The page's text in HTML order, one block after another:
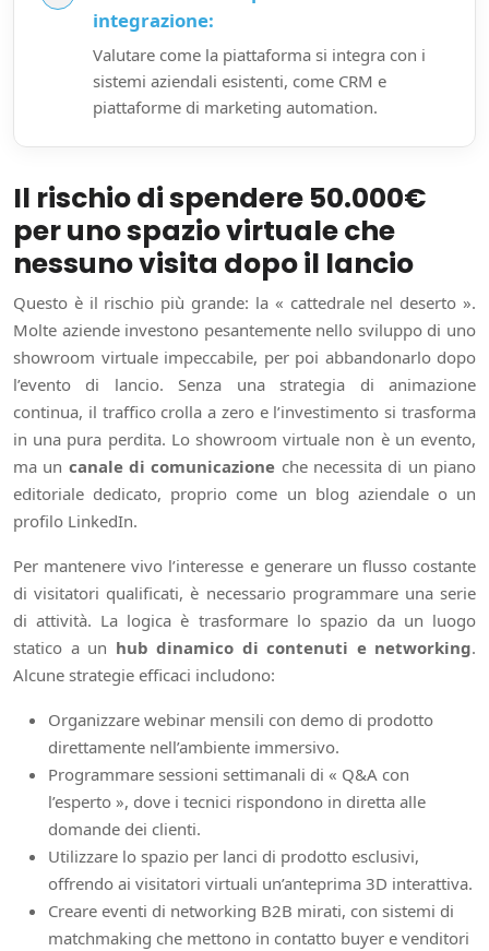
integrazione:
Valutare come la piattaforma si integra con i
sistemi aziendali esistenti, come CRM e
piattaforme di marketing automation.
Il rischio di spendere 50.000€
per uno spazio virtuale che
nessuno visita dopo il lancio
Questo è il rischio più grande: la « cattedrale nel deserto ».
Molte aziende investono pesantemente nello sviluppo di uno
showroom virtuale impeccabile, per poi abbandonarlo dopo
l’evento di lancio. Senza una strategia di animazione
continua, il traffico crolla a zero e l’investimento si trasforma
in una pura perdita. Lo showroom virtuale non è un evento,
ma un canale di comunicazione che necessita di un piano
editoriale dedicato, proprio come un blog aziendale o un
profilo LinkedIn.
Per mantenere vivo l’interesse e generare un flusso costante
di visitatori qualificati, è necessario programmare una serie
di attività. La logica è trasformare lo spazio da un luogo
statico a un hub dinamico di contenuti e networking.
Alcune strategie efficaci includono:
Organizzare webinar mensili con demo di prodotto
direttamente nell’ambiente immersivo.
Programmare sessioni settimanali di « Q&A con
l’esperto », dove i tecnici rispondono in diretta alle
domande dei clienti.
Utilizzare lo spazio per lanci di prodotto esclusivi,
offrendo ai visitatori virtuali un’anteprima 3D interattiva.
Creare eventi di networking B2B mirati, con sistemi di
matchmaking che mettono in contatto buyer e venditori